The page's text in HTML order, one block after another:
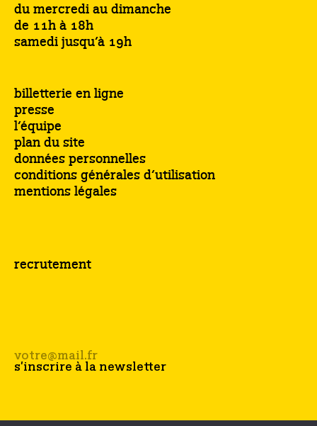
du mercredi au dimanche
de 11h à 18h
samedi jusqu’à 19h
billetterie en ligne
presse
l’équipe
plan du site
données personnelles
conditions générales d’utilisation
mentions légales
recrutement